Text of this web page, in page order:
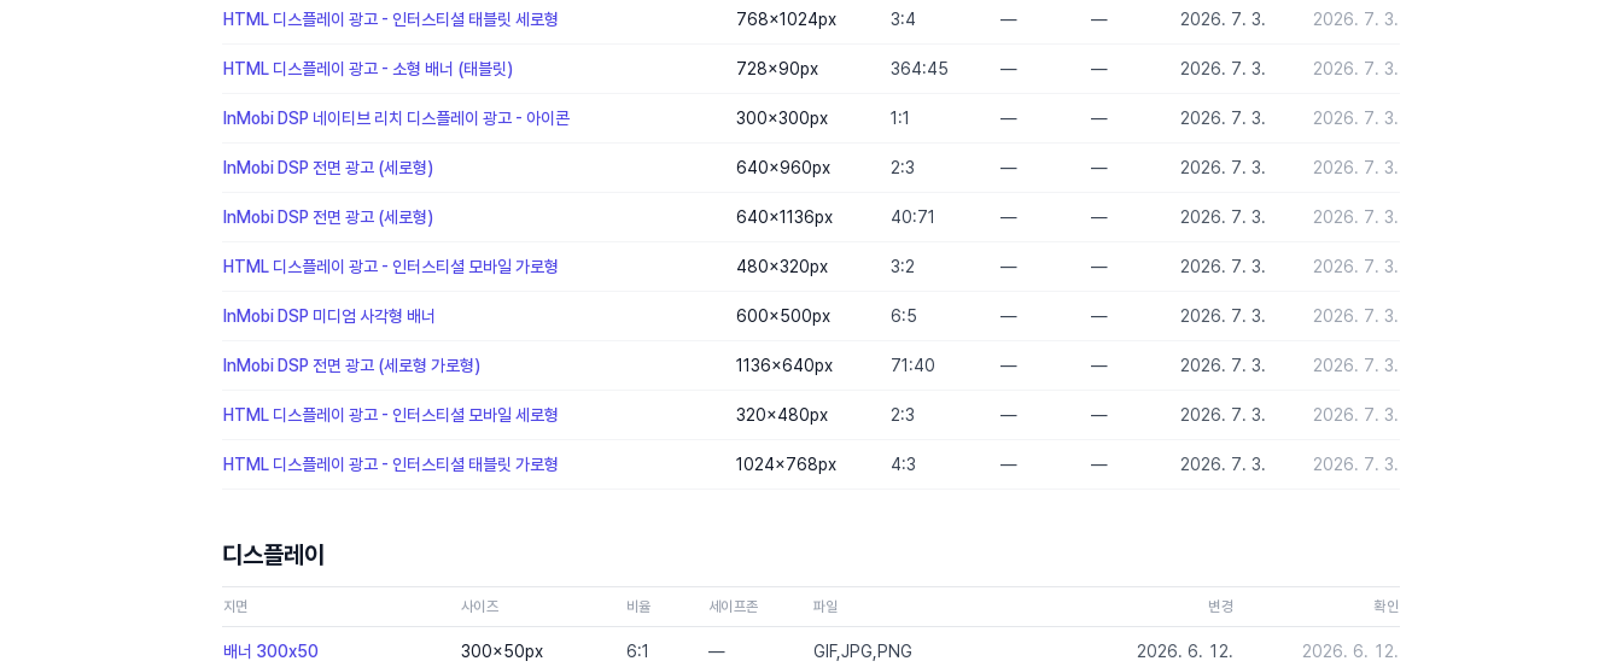
HTML 디스플레이 광고 - 인터스티셜 태블릿 세로형 768×1024px 3:4 — — 2026. 7. 3. 2026. 7. 3.
HTML 디스플레이 광고 - 소형 배너 (태블릿) 728×90px 364:45 — — 2026. 7. 3. 2026. 7. 3.
InMobi DSP 네이티브 리치 디스플레이 광고 - 아이콘 300×300px 1:1 — — 2026. 7. 3. 2026. 7. 3.
InMobi DSP 전면 광고 (세로형) 640×960px 2:3 — — 2026. 7. 3. 2026. 7. 3.
InMobi DSP 전면 광고 (세로형) 640×1136px 40:71 — — 2026. 7. 3. 2026. 7. 3.
HTML 디스플레이 광고 - 인터스티셜 모바일 가로형 480×320px 3:2 — — 2026. 7. 3. 2026. 7. 3.
InMobi DSP 미디엄 사각형 배너 600×500px 6:5 — — 2026. 7. 3. 2026. 7. 3.
InMobi DSP 전면 광고 (세로형 가로형) 1136×640px 71:40 — — 2026. 7. 3. 2026. 7. 3.
HTML 디스플레이 광고 - 인터스티셜 모바일 세로형 320×480px 2:3 — — 2026. 7. 3. 2026. 7. 3.
HTML 디스플레이 광고 - 인터스티셜 태블릿 가로형 1024×768px 4:3 — — 2026. 7. 3. 2026. 7. 3.
디스플레이
지면 사이즈 비율 세이프존 파일 변경 확인
배너 300x50 300×50px 6:1 — GIF,JPG,PNG 2026. 6. 12. 2026. 6. 12.